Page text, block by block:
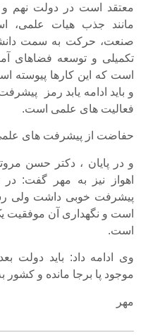
معتقد است در دولت نهم و
مانند جذب هیات علمی،
صنعت، حرکت به سمت
تکمیلی و توسعه فضاهای
است که این کارها پیوسته
و باید ادامه یابد رمز
فعالیت های علمی است.
حفاضت از پیشرفت های
و در پایان ، دکتر حسن
اهواز نیز به مهر گفت:
پیشرفت خوبی داشت ولی
است و نگهداری آن
است.
وی ادامه داد: باید دولت
موجود پا برجا مانده و
مهر